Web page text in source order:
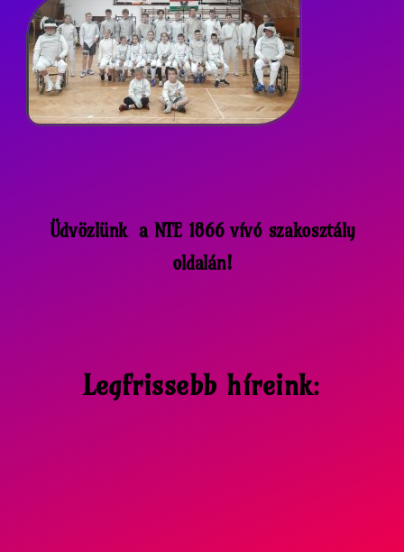
Üdvözlünk a NTE 1866 vívó szakosztály
oldalán!
Legfrissebb híreink: